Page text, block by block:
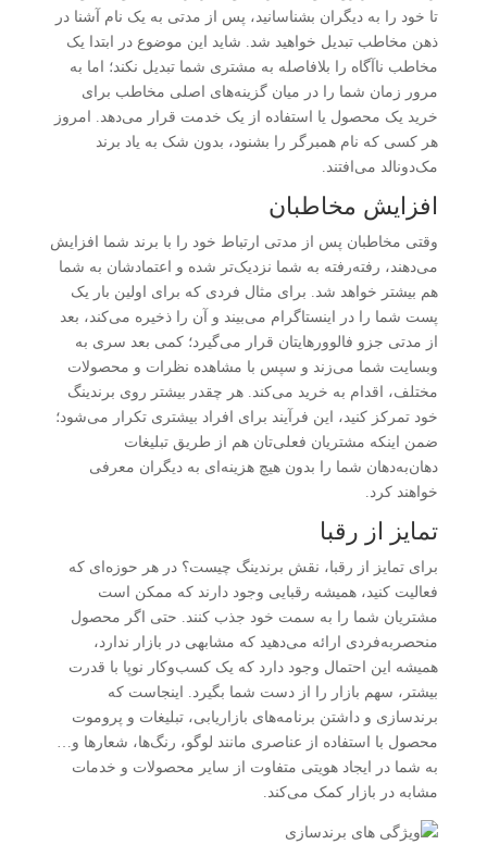
تا خود را به دیگران بشناسانید، پس از مدتی به یک نام آشنا در
ذهن مخاطب تبدیل خواهید شد. شاید این موضوع در ابتدا یک
مخاطب ناآگاه را بلافاصله به مشتری شما تبدیل نکند؛ اما به
مرور زمان شما را در میان گزینه‌های اصلی مخاطب برای
خرید یک محصول یا استفاده از یک خدمت قرار می‌دهد. امروز
هر کسی که نام همبرگر را بشنود، بدون شک به یاد برند
مک‌دونالد می‌افتند.
افزایش مخاطبان
وقتی مخاطبان پس از مدتی ارتباط خود را با برند شما افزایش
می‌دهند، رفته‌رفته به شما نزدیک‌تر شده و اعتمادشان به شما
هم بیشتر خواهد شد. برای مثال فردی که برای اولین بار یک
پست شما را در اینستاگرام می‌بیند و آن را ذخیره می‌کند، بعد
از مدتی جزو فالوورهایتان قرار می‌گیرد؛ کمی بعد سری به
وبسایت شما می‌زند و سپس با مشاهده نظرات و محصولات
مختلف، اقدام به خرید می‌کند. هر چقدر بیشتر روی برندینگ
خود تمرکز کنید، این فرآیند برای افراد بیشتری تکرار می‌شود؛
ضمن اینکه مشتریان فعلی‌تان هم از طریق تبلیغات
دهان‌به‌دهان شما را بدون هیچ هزینه‌ای به دیگران معرفی
خواهند کرد.
تمایز از رقبا
برای تمایز از رقبا، نقش برندینگ چیست؟ در هر حوزه‌ای که
فعالیت کنید، همیشه رقبایی وجود دارند که ممکن است
مشتریان شما را به سمت خود جذب کنند. حتی اگر محصول
منحصربه‌فردی ارائه می‌دهید که مشابهی در بازار ندارد،
همیشه این احتمال وجود دارد که یک کسب‌وکار نوپا با قدرت
بیشتر، سهم بازار را از دست شما بگیرد. اینجاست که
برندسازی و داشتن برنامه‌های بازاریابی، تبلیغات و پروموت
محصول با استفاده از عناصری مانند لوگو، رنگ‌ها، شعارها و…
به شما در ایجاد هویتی متفاوت از سایر محصولات و خدمات
مشابه در بازار کمک می‌کند.